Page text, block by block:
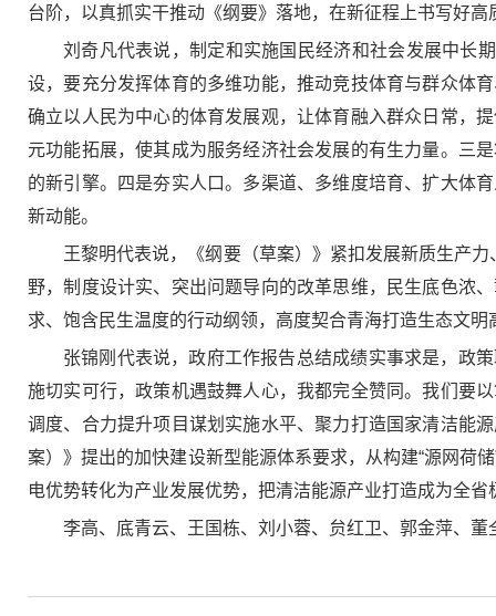
台阶，以真抓实干推动《纲要》落地，在新征程上书写好高
刘奇凡代表说，制定和实施国民经济和社会发展中长
设，要充分发挥体育的多维功能，推动竞技体育与群众体
确立以人民为中心的体育发展观，让体育融入群众日常，
元功能拓展，使其成为服务经济社会发展的有生力量。三
的新引擎。四是夯实人口。多渠道、多维度培育、扩大体
新动能。
王黎明代表说，《纲要（草案）》紧扣发展新质生产
野，制度设计实、突出问题导向的改革思维，民生底色浓
求、饱含民生温度的行动纲领，高度契合青海打造生态文
张锦刚代表说，政府工作报告总结成绩实事求是，政
施切实可行，政策机遇鼓舞人心，我都完全赞同。我们要
调度、合力提升项目谋划实施水平、聚力打造国家清洁能
案）》提出的加快建设新型能源体系要求，从构建“源网荷
电优势转化为产业发展优势，把清洁能源产业打造成为全
李高、底青云、王国栋、刘小蓉、贠红卫、郭金萍、